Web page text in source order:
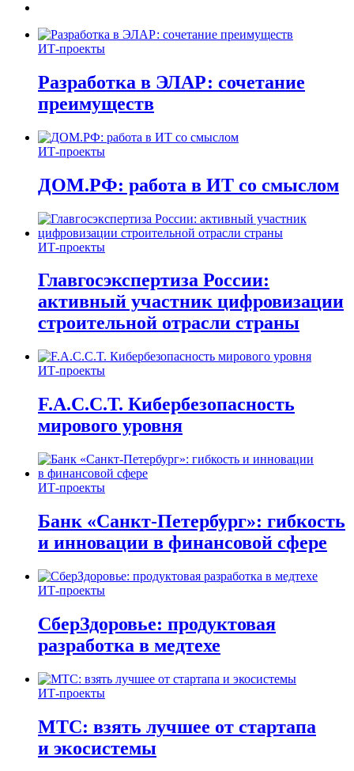
ИТ-проекты
Разработка в ЭЛАР: сочетание
преимуществ
ИТ-проекты
ДОМ.РФ: работа в ИТ со смыслом
ИТ-проекты
Главгосэкспертиза России:
активный участник цифровизации
строительной отрасли страны
ИТ-проекты
F.A.C.C.T. Кибербезопасность
мирового уровня
ИТ-проекты
Банк «Санкт-Петербург»: гибкость
и инновации в финансовой сфере
ИТ-проекты
СберЗдоровье: продуктовая
разработка в медтехе
ИТ-проекты
МТС: взять лучшее от стартапа
и экосистемы